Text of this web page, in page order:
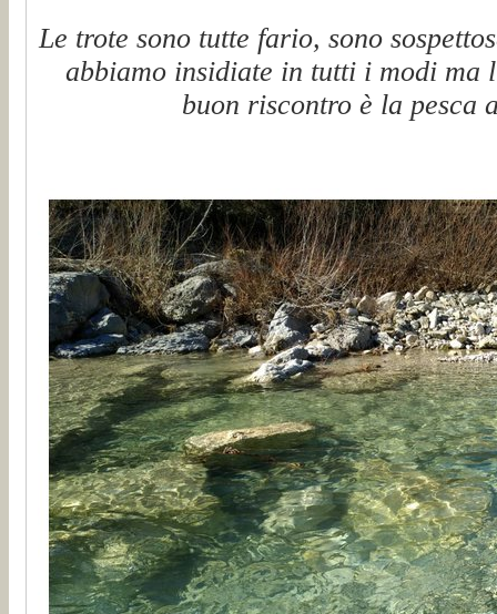
Le trote sono tutte fario, sono
abbiamo insidiate in tutti i modi ma
buon riscontro è la pesca